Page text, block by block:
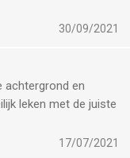
door het
staan niet in
Erg jammer….
30/09/2021
achtergrond en
leken met de juiste
nu toch
voor de
17/07/2021